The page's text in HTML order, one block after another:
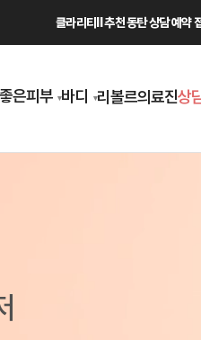
클라리티II 추천 동탄 상담 예약
은피부 바디 리볼르의료진상